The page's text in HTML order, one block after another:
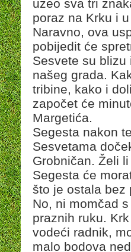
uzeo sva tri
poraz na Krku i
Naravno, ova
pobijedit će
Sesvete su
našeg grada.
tribine, kako i
započet će
Margetića.
Segesta nakon
Sesvetama
Grobničan. Želi
Segesta će
što je ostala bez
No, ni momčad
praznih ruku.
vodeći radnik,
malo bodova